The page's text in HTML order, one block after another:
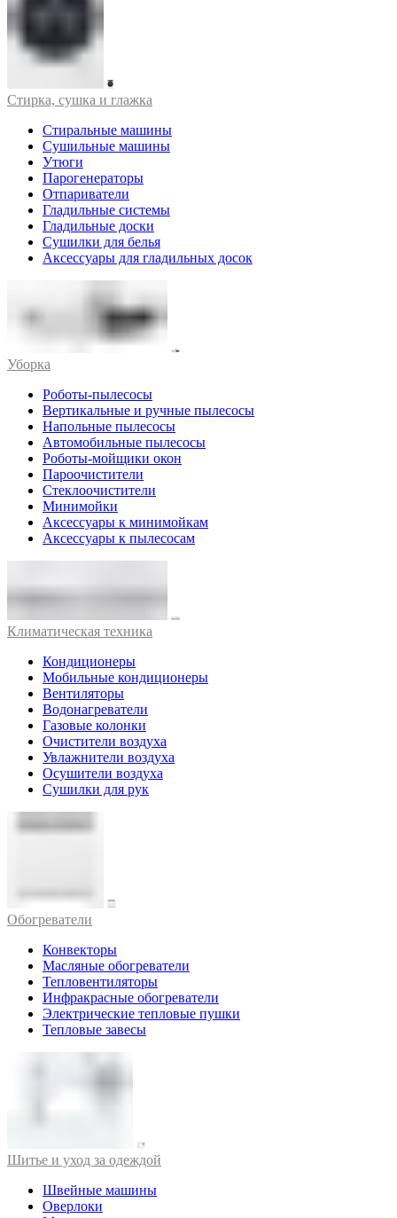
Стирка, сушка и глажка
Стиральные машины
Сушильные машины
Утюги
Парогенераторы
Отпариватели
Гладильные системы
Гладильные доски
Сушилки для белья
Аксессуары для гладильных досок
Уборка
Роботы-пылесосы
Вертикальные и ручные пылесосы
Напольные пылесосы
Автомобильные пылесосы
Роботы-мойщики окон
Пароочистители
Стеклоочистители
Минимойки
Аксессуары к минимойкам
Аксессуары к пылесосам
Климатическая техника
Кондиционеры
Мобильные кондиционеры
Вентиляторы
Водонагреватели
Газовые колонки
Очистители воздуха
Увлажнители воздуха
Осушители воздуха
Сушилки для рук
Обогреватели
Конвекторы
Масляные обогреватели
Тепловентиляторы
Инфракрасные обогреватели
Электрические тепловые пушки
Тепловые завесы
Шитье и уход за одеждой
Швейные машины
Оверлоки